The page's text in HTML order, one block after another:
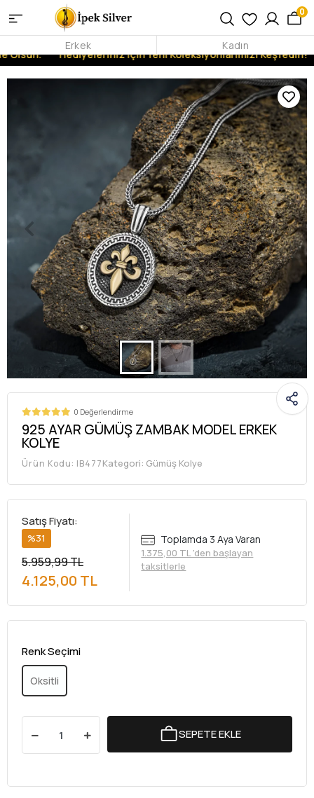
Hediyeleriniz İçin Yeni Koleksiyonlarımızı Keşfedin!
0
Erkek Kadın
0 Değerlendirme
925 AYAR GÜMÜŞ ZAMBAK MODEL ERKEK
KOLYE
Ürün Kodu: IB477Kategori: Gümüş Kolye
Satış Fiyatı:
%31
5.959,99 TL
4.125,00 TL
Toplamda 3 Aya Varan
1.375,00 TL 'den başlayan
taksitlerle
Renk Seçimi
Oksitli
SEPETE EKLE